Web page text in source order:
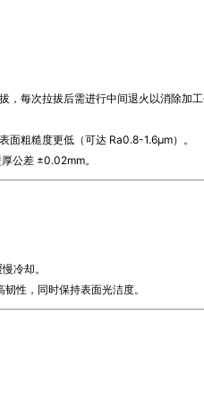
，每次拉拔后需进行中间退火以消除加
粗糙度更低（可达 Ra0.8-1.6μm）。
公差 ±0.02mm。
冷却。
性，同时保持表面光洁度。